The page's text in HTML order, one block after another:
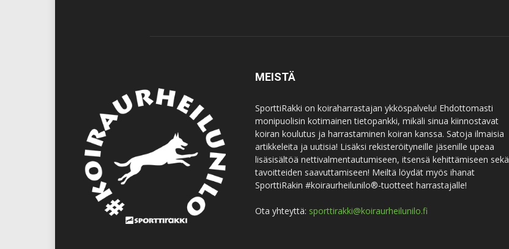
MEISTÄ
SporttiRakki on koiraharrastajan ykköspalvelu! Ehdottomasti
monipuolisin kotimainen tietopankki, mikäli sinua kiinnostavat
koiran koulutus ja harrastaminen koiran kanssa. Satoja ilmaisia
artikkeleita ja uutisia! Lisäksi rekisteröityneille jäsenille upeaa
lisäsisältöä nettivalmentautumiseen, itsensä kehittämiseen sekä
tavoitteiden saavuttamiseen! Meiltä löydät myös ihanat
SporttiRakin #koiraurheilunilo®-tuotteet harrastajalle!
Ota yhteyttä: sporttirakki@koiraurheilunilo.fi